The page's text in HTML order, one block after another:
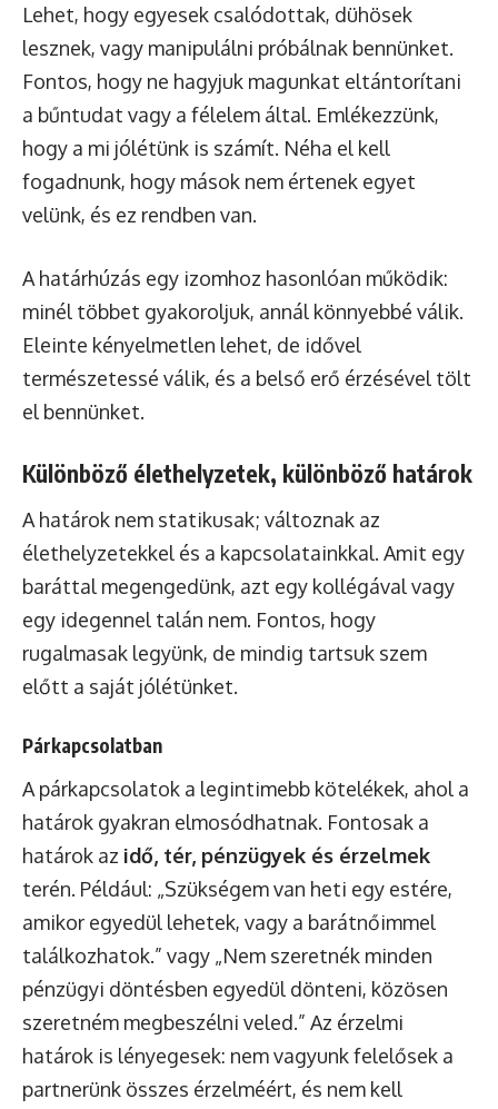
Lehet, hogy egyesek csalódottak, dühösek
lesznek, vagy manipulálni próbálnak bennünket.
Fontos, hogy ne hagyjuk magunkat eltántorítani
a bűntudat vagy a félelem által. Emlékezzünk,
hogy a mi jólétünk is számít. Néha el kell
fogadnunk, hogy mások nem értenek egyet
velünk, és ez rendben van.
A határhúzás egy izomhoz hasonlóan működik:
minél többet gyakoroljuk, annál könnyebbé válik.
Eleinte kényelmetlen lehet, de idővel
természetessé válik, és a belső erő érzésével tölt
el bennünket.
Különböző élethelyzetek, különböző határok
A határok nem statikusak; változnak az
élethelyzetekkel és a kapcsolatainkkal. Amit egy
baráttal megengedünk, azt egy kollégával vagy
egy idegennel talán nem. Fontos, hogy
rugalmasak legyünk, de mindig tartsuk szem
előtt a saját jólétünket.
Párkapcsolatban
A párkapcsolatok a legintimebb kötelékek, ahol a
határok gyakran elmosódhatnak. Fontosak a
határok az idő, tér, pénzügyek és érzelmek
terén. Például: „Szükségem van heti egy estére,
amikor egyedül lehetek, vagy a barátnőimmel
találkozhatok.” vagy „Nem szeretnék minden
pénzügyi döntésben egyedül dönteni, közösen
szeretném megbeszélni veled.” Az érzelmi
határok is lényegesek: nem vagyunk felelősek a
partnerünk összes érzelméért, és nem kell